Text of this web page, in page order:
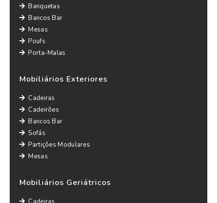
Banquetas
Bancos Bar
Mesas
Poufs
Porta-Malas
Mobiliários Exteriores
Cadeiras
Cadeirões
Bancos Bar
Sofás
Partições Modulares
Mesas
Mobiliários Geriátricos